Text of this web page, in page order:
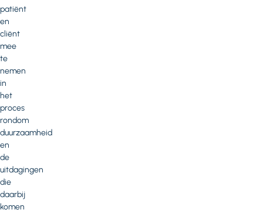
patiënt
en
cliënt
mee
te
nemen
in
het
proces
rondom
duurzaamheid
en
de
uitdagingen
die
daarbij
komen